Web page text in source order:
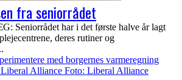
fra seniorrådet
Seniorrådet har i det første halve år lagt
deres rutiner og
med borgernes varmeregning